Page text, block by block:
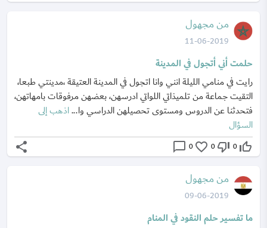
من مجهول
11-06-2019
حلمت أني أتجول في المدينة
رايت في منامي الليلة انني وانا اتجول في المدينة العتيقة ،مدينتي طبعا،
التقيت جماعة من تلميذاتي اللواتي ادرسهن، بعضهن مرفوقات بامهاتهن،
فتحدثنا عن الدروس ومستوى تحصيلهن الدراسي وا...اذهب إلى
السؤال
thumb_up_off_alt
0
thumb_down_off_alt
0
favorite_border
0
chat_bubble_outline
share
من مجهول
09-06-2019
ما تفسير حلم النقود في المنام